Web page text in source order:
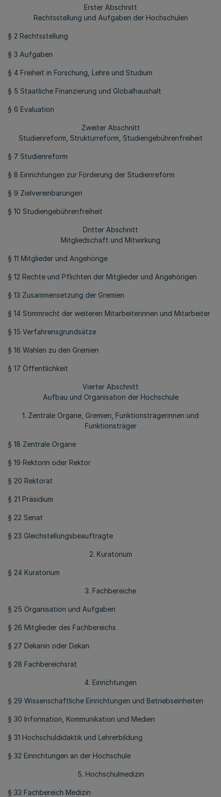
Erster Abschnitt
Rechtsstellung und Aufgaben der Hochschulen
§ 2 Rechtsstellung
§ 3 Aufgaben
§ 4 Freiheit in Forschung, Lehre und Studium
§ 5 Staatliche Finanzierung und Globalhaushalt
§ 6 Evaluation
Zweiter Abschnitt
Studienreform, Strukturreform, Studiengebührenfreiheit
§ 7 Studienreform
§ 8 Einrichtungen zur Förderung der Studienreform
§ 9 Zielvereinbarungen
§ 10 Studiengebührenfreiheit
Dritter Abschnitt
Mitgliedschaft und Mitwirkung
§ 11 Mitglieder und Angehörige
§ 12 Rechte und Pflichten der Mitglieder und Angehörigen
§ 13 Zusammensetzung der Gremien
§ 14 Stimmrecht der weiteren Mitarbeiterinnen und Mitarbeiter
§ 15 Verfahrensgrundsätze
§ 16 Wahlen zu den Gremien
§ 17 Öffentlichkeit
Vierter Abschnitt
Aufbau und Organisation der Hochschule
1. Zentrale Organe, Gremien, Funktionsträgerinnen und
Funktionsträger
§ 18 Zentrale Organe
§ 19 Rektorin oder Rektor
§ 20 Rektorat
§ 21 Präsidium
§ 22 Senat
§ 23 Gleichstellungsbeauftragte
2. Kuratorium
§ 24 Kuratorium
3. Fachbereiche
§ 25 Organisation und Aufgaben
§ 26 Mitglieder des Fachbereichs
§ 27 Dekanin oder Dekan
§ 28 Fachbereichsrat
4. Einrichtungen
§ 29 Wissenschaftliche Einrichtungen und Betriebseinheiten
§ 30 Information, Kommunikation und Medien
§ 31 Hochschuldidaktik und Lehrerbildung
§ 32 Einrichtungen an der Hochschule
5. Hochschulmedizin
§ 33 Fachbereich Medizin